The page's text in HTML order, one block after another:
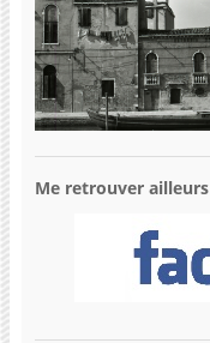
Me retrouver ailleurs